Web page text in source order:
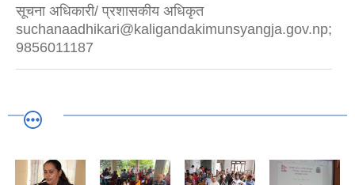
सूचना अधिकारी/ प्रशासकीय अधिकृत
suchanaadhikari@kaligandakimunsyangja.gov.np;
9856011187